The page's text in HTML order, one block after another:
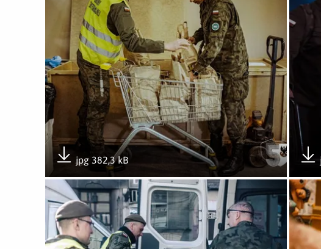
jpg 382,3 kB
Pobierz załącznik
Otwórz załącznik Niezawodna pomoc – zawsze gotowi